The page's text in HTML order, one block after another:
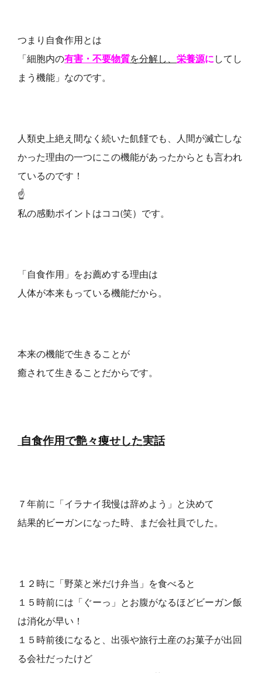
つまり自食作用とは
「細胞内の有害・不要物質を分解し、 栄養源に してし
まう機能」なのです。
人類史上絶え間なく続いた飢饉でも、人間が滅亡しな
かった理由の一つにこの機能があったからとも言われ
ているのです！
☝
私の感動ポイントはココ(笑）です。
「自食作用」をお薦めする理由は
人体が本来もっている機能だから。
本来の機能で生きることが
癒されて生きることだからです。
自食作用で艶々痩せした実話
７年前に「イラナイ我慢は辞めよう」と決めて
結果的ビーガンになった時、まだ会社員でした。
１２時に「野菜と米だけ弁当」を食べると
１５時前には「ぐーっ」とお腹がなるほどビーガン飯
は消化が早い！
１５時前後になると、出張や旅行土産のお菓子が出回
る会社だったけど